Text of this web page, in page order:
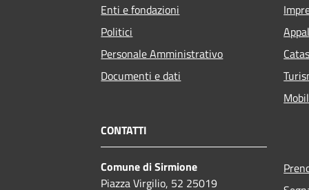
Enti e fondazioni
Politici
Personale Amministrativo
Documenti e dati
CONTATTI
Comune di Sirmione
Piazza Virgilio, 52 25019